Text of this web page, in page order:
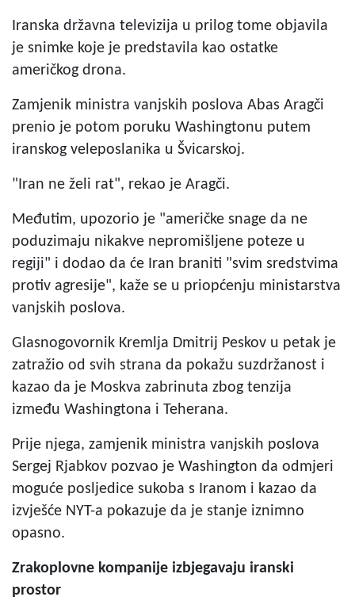
Iranska državna televizija u prilog tome objavila
je snimke koje je predstavila kao ostatke
američkog drona.
Zamjenik ministra vanjskih poslova Abas Aragči
prenio je potom poruku Washingtonu putem
iranskog veleposlanika u Švicarskoj.
"Iran ne želi rat", rekao je Aragči.
Međutim, upozorio je "američke snage da ne
poduzimaju nikakve nepromišljene poteze u
regiji" i dodao da će Iran braniti "svim sredstvima
protiv agresije", kaže se u priopćenju ministarstva
vanjskih poslova.
Glasnogovornik Kremlja Dmitrij Peskov u petak je
zatražio od svih strana da pokažu suzdržanost i
kazao da je Moskva zabrinuta zbog tenzija
između Washingtona i Teherana.
Prije njega, zamjenik ministra vanjskih poslova
Sergej Rjabkov pozvao je Washington da odmjeri
moguće posljedice sukoba s Iranom i kazao da
izvješće NYT-a pokazuje da je stanje iznimno
opasno.
Zrakoplovne kompanije izbjegavaju iranski
prostor